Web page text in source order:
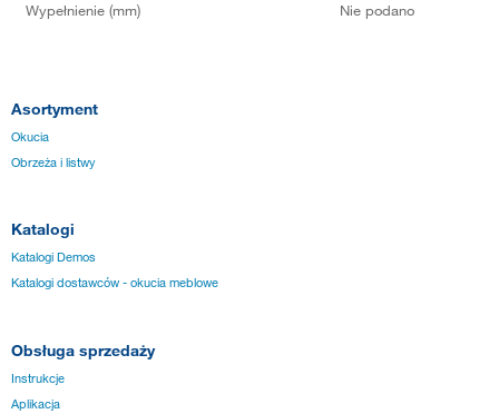
Wypełnienie (mm) Nie podano
Asortyment
Okucia
Obrzeża i listwy
Katalogi
Katalogi Demos
Katalogi dostawców - okucia meblowe
Obsługa sprzedaży
Instrukcje
Aplikacja